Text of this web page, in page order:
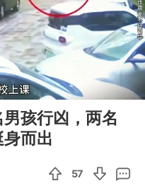
02:53
孩行凶，两名
而出
57